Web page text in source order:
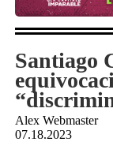
Santiago
Alex Webmaster
07.18.2023